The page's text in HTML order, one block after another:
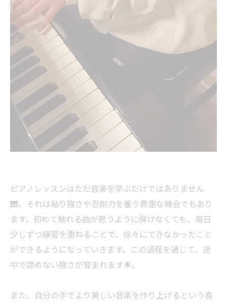
ピアノレッスンはただ音楽を学ぶだけではありません
🎹。それは粘り強さや忍耐力を養う貴重な機会でもあり
ます。初めて触れる曲が思うように弾けなくても、毎日
少しずつ練習を重ねることで、徐々にできなかったこと
ができるようになっていきます。この過程を通じて、途
中で諦めない強さが育まれます🌟。
また、自分の手でより美しい音楽を作り上げるという喜